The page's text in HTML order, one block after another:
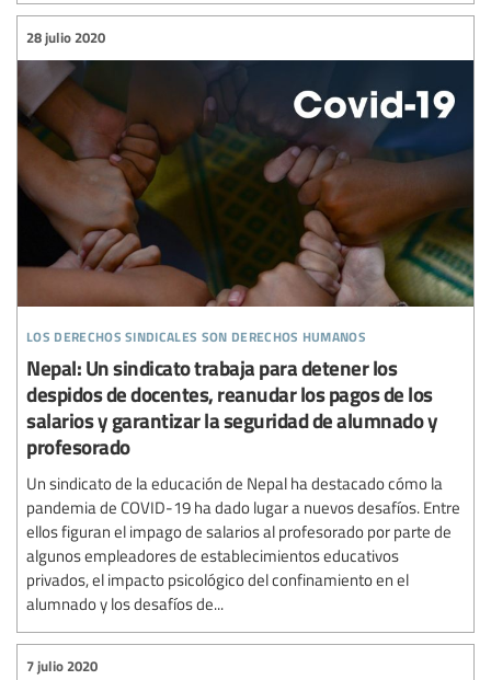
los derechos sindicales son derechos humanos
28 julio 2020
Nepal: Un sindicato trabaja para detener los
despidos de docentes, reanudar los pagos de los
salarios y garantizar la seguridad de alumnado y
profesorado
Un sindicato de la educación de Nepal ha destacado cómo la
pandemia de COVID-19 ha dado lugar a nuevos desafíos. Entre
ellos figuran el impago de salarios al profesorado por parte de
algunos empleadores de establecimientos educativos
privados, el impacto psicológico del confinamiento en el
alumnado y los desafíos de...
7 julio 2020